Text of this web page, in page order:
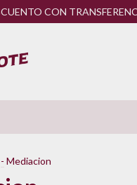
CON
- Mediacion